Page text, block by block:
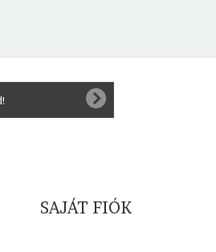
SAJÁT FIÓK